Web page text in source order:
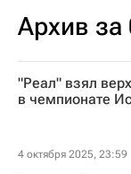
Архив за
"Реал" взял
в чемпионате
4 октября 2025, 23:59